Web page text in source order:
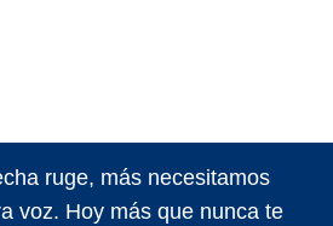
ruge, más necesitamos
voz. Hoy más que nunca te